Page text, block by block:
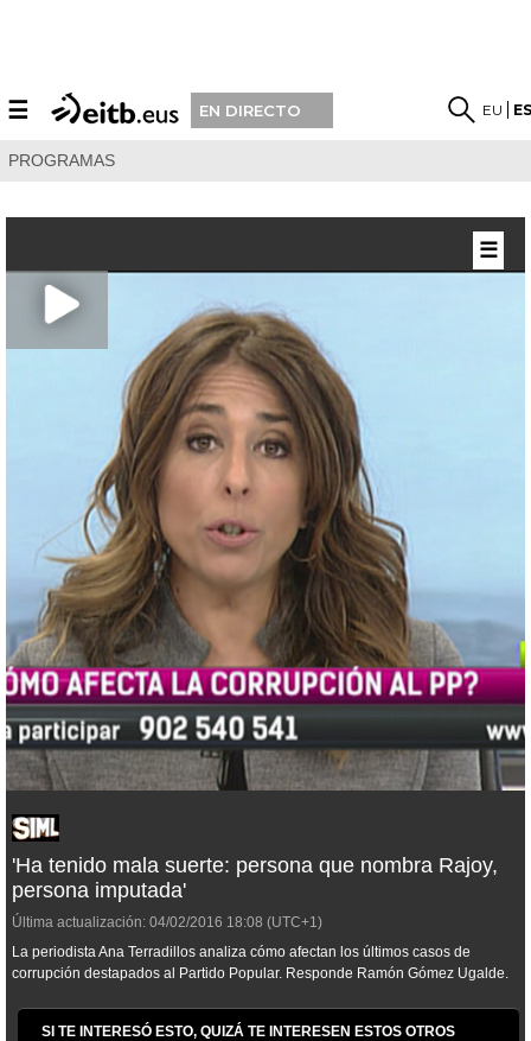
☰ EN DIRECTO EU
PROGRAMAS
'Ha tenido mala suerte: persona que nombra Rajoy,
persona imputada'
Última actualización: 04/02/2016 18:08 (UTC+1)
La periodista Ana Terradillos analiza cómo afectan los últimos casos de
corrupción destapados al Partido Popular. Responde Ramón Gómez Ugalde.
SI TE INTERESÓ ESTO, QUIZÁ TE INTERESEN ESTOS OTROS
☰